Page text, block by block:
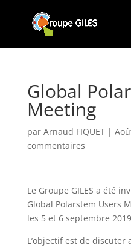
Global
Meeting
par Arnaud FIQUET|
commentaires
Le Groupe GILES a été
Global Polarstem Users
les 5 et 6 septembre
L’objectif est de